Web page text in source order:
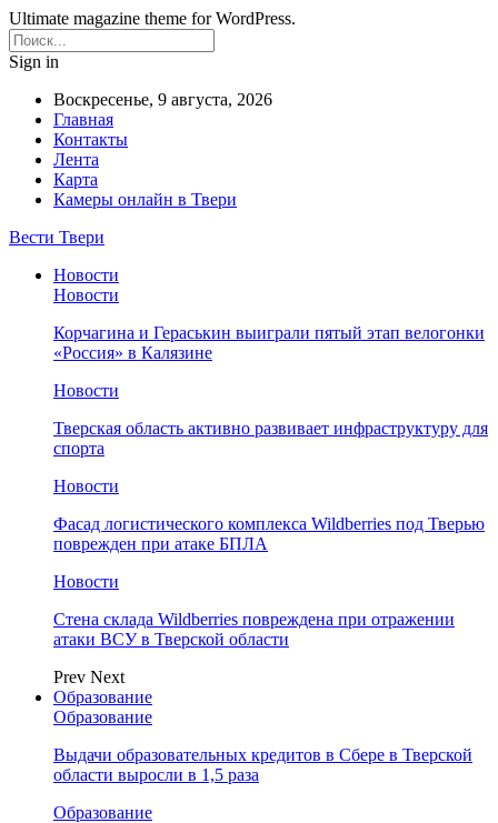
Ultimate magazine theme for WordPress.
Sign in
Воскресенье, 9 августа, 2026
Главная
Контакты
Лента
Карта
Камеры онлайн в Твери
Вести Твери
Новости
Новости
Корчагина и Гераськин выиграли пятый этап велогонки
«Россия» в Калязине
Новости
Тверская область активно развивает инфраструктуру для
спорта
Новости
Фасад логистического комплекса Wildberries под Тверью
поврежден при атаке БПЛА
Новости
Стена склада Wildberries повреждена при отражении
атаки ВСУ в Тверской области
Prev Next
Образование
Образование
Выдачи образовательных кредитов в Сбере в Тверской
области выросли в 1,5 раза
Образование